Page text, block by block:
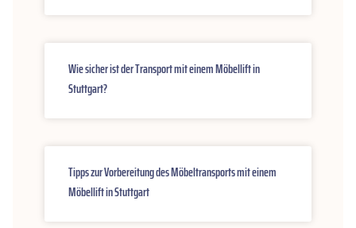
Wie sicher ist der Transport mit einem Möbellift in
Stuttgart?
Tipps zur Vorbereitung des Möbeltransports mit einem
Möbellift in Stuttgart